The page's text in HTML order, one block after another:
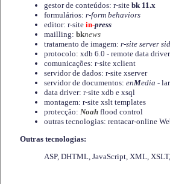
gestor de conteúdos: r-site bk 11.x
formulários: r-form behaviors
editor: r-site in-press
mailling: bknews
tratamento de imagem: r-site server
protocolo: xdb 6.0 - remote data
comunicações: r-site xclient
servidor de dados: r-site xserver
servidor de documentos: enMedia -
data driver: r-site xdb e xsql
montagem: r-site xslt templates
protecção: Noah flood control
outras tecnologias: rentacar-online
Outras tecnologias:
ASP, DHTML, JavaScript, XML,